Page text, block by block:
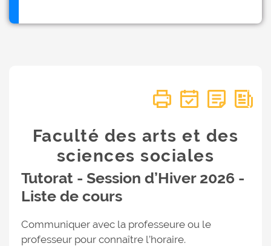
Faculté des arts et des
sciences sociales
Tutorat - Session d’Hiver 2026 -
Liste de cours
Communiquer avec la professeure ou le
professeur pour connaître l’horaire.